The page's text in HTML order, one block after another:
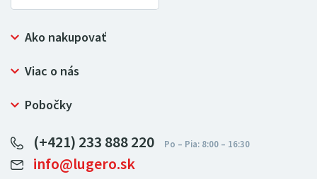
Ako nakupovať
Prečo nakupovať u LUGERO
Ochrana osobných údajov
Viac o nás
Bezpečný nákup
Certifikát NATUR-PACK
Pre predajcov
Pobočky
LUGERO Nemecko
LUGERO Česká republika
(+421) 233 888 220
info@lugero.sk